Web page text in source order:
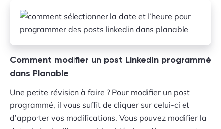
Comment modifier un post LinkedIn programmé
dans Planable
Une petite révision à faire ? Pour modifier un post
programmé, il vous suffit de cliquer sur celui-ci et
d’apporter vos modifications. Vous pouvez modifier la